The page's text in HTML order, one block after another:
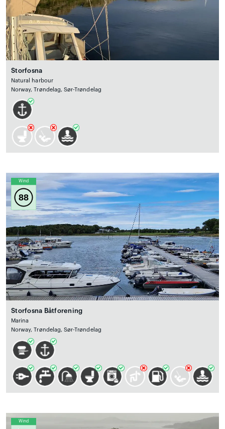
Storfosna
Natural harbour
Norway, Trøndelag, Sør-Trøndelag
Wind
88
Storfosna Båtforening
Marina
Norway, Trøndelag, Sør-Trøndelag
Wind